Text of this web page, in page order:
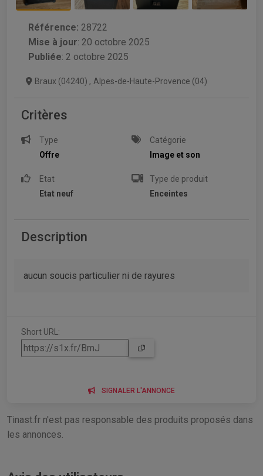
Référence: 28722
Mise à jour: 20 octobre 2025
Publiée: 2 octobre 2025
Braux (04240) , Alpes-de-Haute-Provence (04)
Critères
Type
Offre
Catégorie
Image et son
Etat
Etat neuf
Type de produit
Enceintes
Description
aucun soucis particulier ni de rayures
Short URL:
SIGNALER L'ANNONCE
Tinast.fr n'est pas responsable des produits proposés dans
les annonces.